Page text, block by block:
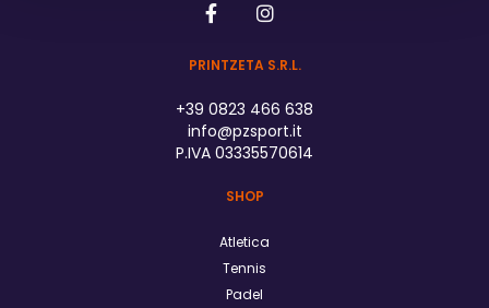
PRINTZETA S.R.L.
+39 0823 466 638
info@pzsport.it
P.IVA 03335570614
SHOP
Atletica
Tennis
Padel